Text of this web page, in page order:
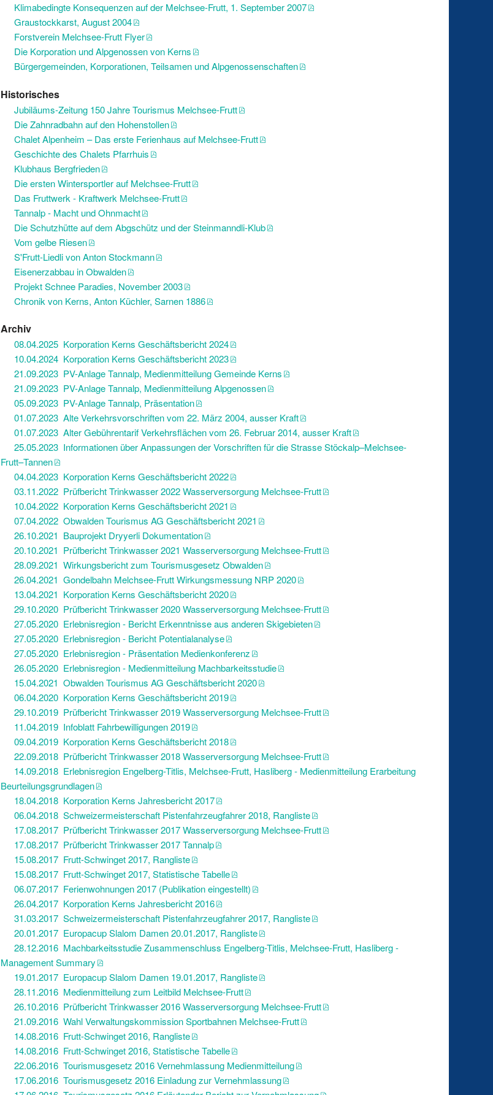
Klimabedingte Konsequenzen auf der Melchsee-Frutt, 1. September 2007
Graustockkarst, August 2004
Forstverein Melchsee-Frutt Flyer
Die Korporation und Alpgenossen von Kerns
Bürgergemeinden, Korporationen, Teilsamen und Alpgenossenschaften
Historisches
Jubiläums-Zeitung 150 Jahre Tourismus Melchsee-Frutt
Die Zahnradbahn auf den Hohenstollen
Chalet Alpenheim – Das erste Ferienhaus auf Melchsee-Frutt
Geschichte des Chalets Pfarrhuis
Klubhaus Bergfrieden
Die ersten Wintersportler auf Melchsee-Frutt
Das Fruttwerk - Kraftwerk Melchsee-Frutt
Tannalp - Macht und Ohnmacht
Die Schutzhütte auf dem Abgschütz und der Steinmanndli-Klub
Vom gelbe Riesen
S'Frutt-Liedli von Anton Stockmann
Eisenerzabbau in Obwalden
Projekt Schnee Paradies, November 2003
Chronik von Kerns, Anton Küchler, Sarnen 1886
Archiv
08.04.2025 Korporation Kerns Geschäftsbericht 2024
10.04.2024 Korporation Kerns Geschäftsbericht 2023
21.09.2023 PV-Anlage Tannalp, Medienmitteilung Gemeinde Kerns
21.09.2023 PV-Anlage Tannalp, Medienmitteilung Alpgenossen
05.09.2023 PV-Anlage Tannalp, Präsentation
01.07.2023 Alte Verkehrsvorschriften vom 22. März 2004, ausser Kraft
01.07.2023 Alter Gebührentarif Verkehrsflächen vom 26. Februar 2014, ausser Kraft
25.05.2023 Informationen über Anpassungen der Vorschriften für die Strasse Stöckalp–Melchsee-
Frutt–Tannen
04.04.2023 Korporation Kerns Geschäftsbericht 2022
03.11.2022 Prüfbericht Trinkwasser 2022 Wasserversorgung Melchsee-Frutt
10.04.2022 Korporation Kerns Geschäftsbericht 2021
07.04.2022 Obwalden Tourismus AG Geschäftsbericht 2021
26.10.2021 Bauprojekt Dryyerli Dokumentation
20.10.2021 Prüfbericht Trinkwasser 2021 Wasserversorgung Melchsee-Frutt
28.09.2021 Wirkungsbericht zum Tourismusgesetz Obwalden
26.04.2021 Gondelbahn Melchsee-Frutt Wirkungsmessung NRP 2020
13.04.2021 Korporation Kerns Geschäftsbericht 2020
29.10.2020 Prüfbericht Trinkwasser 2020 Wasserversorgung Melchsee-Frutt
27.05.2020 Erlebnisregion - Bericht Erkenntnisse aus anderen Skigebieten
27.05.2020 Erlebnisregion - Bericht Potentialanalyse
27.05.2020 Erlebnisregion - Präsentation Medienkonferenz
26.05.2020 Erlebnisregion - Medienmitteilung Machbarkeitsstudie
15.04.2021 Obwalden Tourismus AG Geschäftsbericht 2020
06.04.2020 Korporation Kerns Geschäftsbericht 2019
29.10.2019 Prüfbericht Trinkwasser 2019 Wasserversorgung Melchsee-Frutt
11.04.2019 Infoblatt Fahrbewilligungen 2019
09.04.2019 Korporation Kerns Geschäftsbericht 2018
22.09.2018 Prüfbericht Trinkwasser 2018 Wasserversorgung Melchsee-Frutt
14.09.2018 Erlebnisregion Engelberg-Titlis, Melchsee-Frutt, Hasliberg - Medienmitteilung Erarbeitung
Beurteilungsgrundlagen
18.04.2018 Korporation Kerns Jahresbericht 2017
06.04.2018 Schweizermeisterschaft Pistenfahrzeugfahrer 2018, Rangliste
17.08.2017 Prüfbericht Trinkwasser 2017 Wasserversorgung Melchsee-Frutt
17.08.2017 Prüfbericht Trinkwasser 2017 Tannalp
15.08.2017 Frutt-Schwinget 2017, Rangliste
15.08.2017 Frutt-Schwinget 2017, Statistische Tabelle
06.07.2017 Ferienwohnungen 2017 (Publikation eingestellt)
26.04.2017 Korporation Kerns Jahresbericht 2016
31.03.2017 Schweizermeisterschaft Pistenfahrzeugfahrer 2017, Rangliste
20.01.2017 Europacup Slalom Damen 20.01.2017, Rangliste
28.12.2016 Machbarkeitsstudie Zusammenschluss Engelberg-Titlis, Melchsee-Frutt, Hasliberg -
Management Summary
19.01.2017 Europacup Slalom Damen 19.01.2017, Rangliste
28.11.2016 Medienmitteilung zum Leitbild Melchsee-Frutt
26.10.2016 Prüfbericht Trinkwasser 2016 Wasserversorgung Melchsee-Frutt
21.09.2016 Wahl Verwaltungskommission Sportbahnen Melchsee-Frutt
14.08.2016 Frutt-Schwinget 2016, Rangliste
14.08.2016 Frutt-Schwinget 2016, Statistische Tabelle
22.06.2016 Tourismusgesetz 2016 Vernehmlassung Medienmitteilung
17.06.2016 Tourismusgesetz 2016 Einladung zur Vernehmlassung